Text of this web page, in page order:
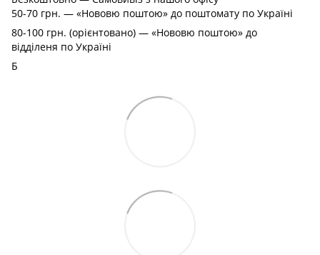
50-70 грн. — «Нововю поштою» до поштомату по Україні
80-100 грн. (орієнтовано) — «Нововю поштою» до
відділеня по Україні
Б